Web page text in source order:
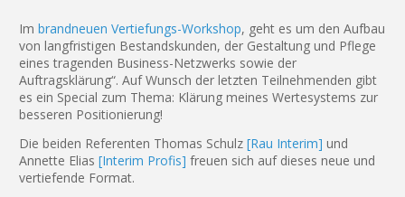
Im brandneuen Vertiefungs-Workshop, geht es um den Aufbau
von langfristigen Bestandskunden, der Gestaltung und Pflege
eines tragenden Business-Netzwerks sowie der
Auftragsklärung“. Auf Wunsch der letzten Teilnehmenden gibt
es ein Special zum Thema: Klärung meines Wertesystems zur
besseren Positionierung!
Die beiden Referenten Thomas Schulz [Rau Interim] und
Annette Elias [Interim Profis] freuen sich auf dieses neue und
vertiefende Format.